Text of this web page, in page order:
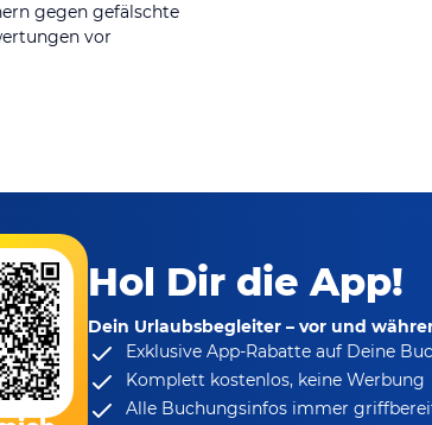
gegen gefälschte
vor
Hol Dir die App!
Dein Urlaubsbegleiter – vor und
Exklusive App-Rabatteauf Deine
Komplett kostenlos, keine Werbung
Alle Buchungsinfos immer